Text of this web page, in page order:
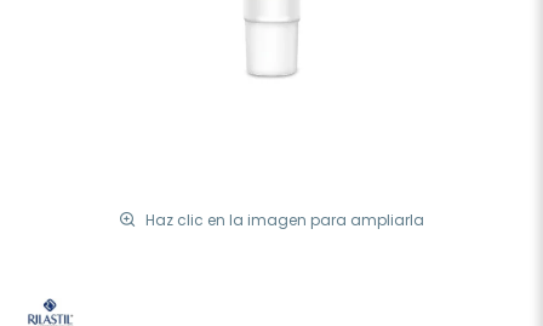
Haz clic en la imagen para ampliarla